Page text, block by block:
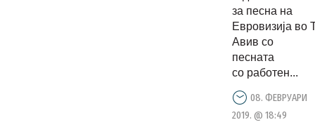
за песна на
Евровизија во
Авив со
песната
со работен...
08. ФЕВРУАРИ
2019. @ 18:49